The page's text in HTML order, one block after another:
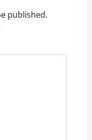
published.